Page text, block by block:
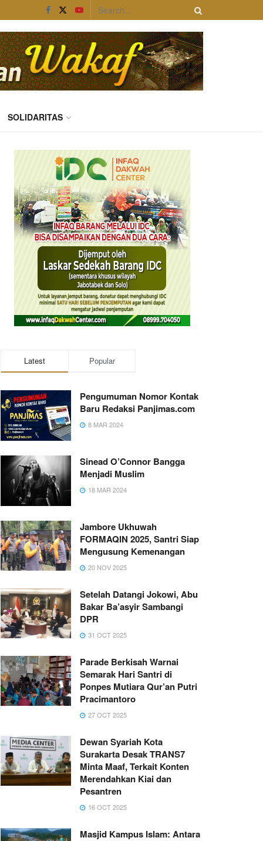
SOLIDARITAS
Latest Popular
Pengumuman Nomor Kontak
Baru Redaksi Panjimas.com
8 MAR 2024
Sinead O’Connor Bangga
Menjadi Muslim
18 MAR 2024
Jambore Ukhuwah
FORMAQIN 2025, Santri Siap
Mengusung Kemenangan
20 NOV 2025
Setelah Datangi Jokowi, Abu
Bakar Ba’asyir Sambangi
DPR
31 OCT 2025
Parade Berkisah Warnai
Semarak Hari Santri di
Ponpes Mutiara Qur’an Putri
Pracimantoro
27 OCT 2025
Dewan Syariah Kota
Surakarta Desak TRANS7
Minta Maaf, Terkait Konten
Merendahkan Kiai dan
Pesantren
16 OCT 2025
Masjid Kampus Islam: Antara